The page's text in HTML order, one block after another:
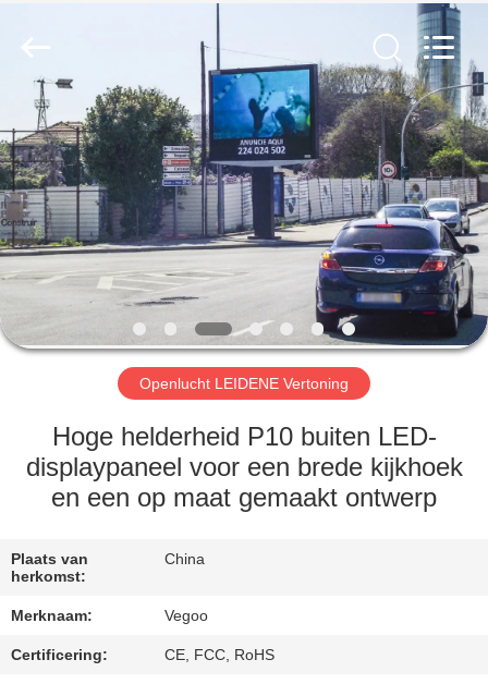
HUIS
PRODUCTEN
VIDEO'S
OVER
ONS
FABRIEKSTOCHT
KWALITEITSCONTROLE
NEEM
ONS
Reserved.
Openlucht LEIDENE Vertoning
Hoge helderheid P10 buiten LED-
displaypaneel voor een brede kijkhoek
en een op maat gemaakt ontwerp
Plaats van
herkomst:
China
Merknaam: Vegoo
Certificering: CE, FCC, RoHS